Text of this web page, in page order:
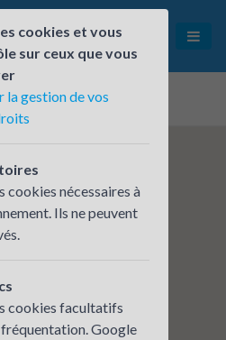
TOUTENVERT Veurey
cookies et vous
sur ceux que vous
la gestion de vos
cookies nécessaires à
Ils ne peuvent
cookies facultatifs
Google